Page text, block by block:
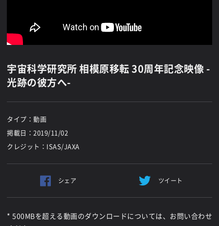
宇宙科学研究所 相模原移転 30周年記念映像 -
光跡の彼方へ-
タイプ：動画
掲載日： 2019/11/02
クレジット：ISAS/JAXA
シェア ツイート
* 500MBを超える動画のダウンロードについては、お問い合わせ